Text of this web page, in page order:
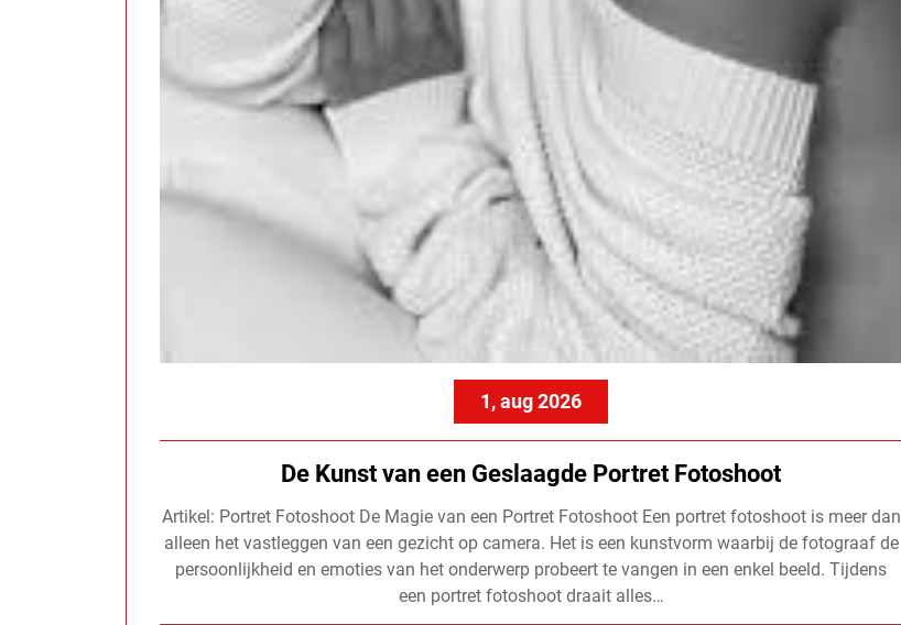
1, aug 2026
De Kunst van een Geslaagde Portret Fotoshoot
Artikel: Portret Fotoshoot De Magie van een Portret Fotoshoot Een portret fotoshoot is meer dan
alleen het vastleggen van een gezicht op camera. Het is een kunstvorm waarbij de fotograaf de
persoonlijkheid en emoties van het onderwerp probeert te vangen in een enkel beeld. Tijdens
een portret fotoshoot draait alles…